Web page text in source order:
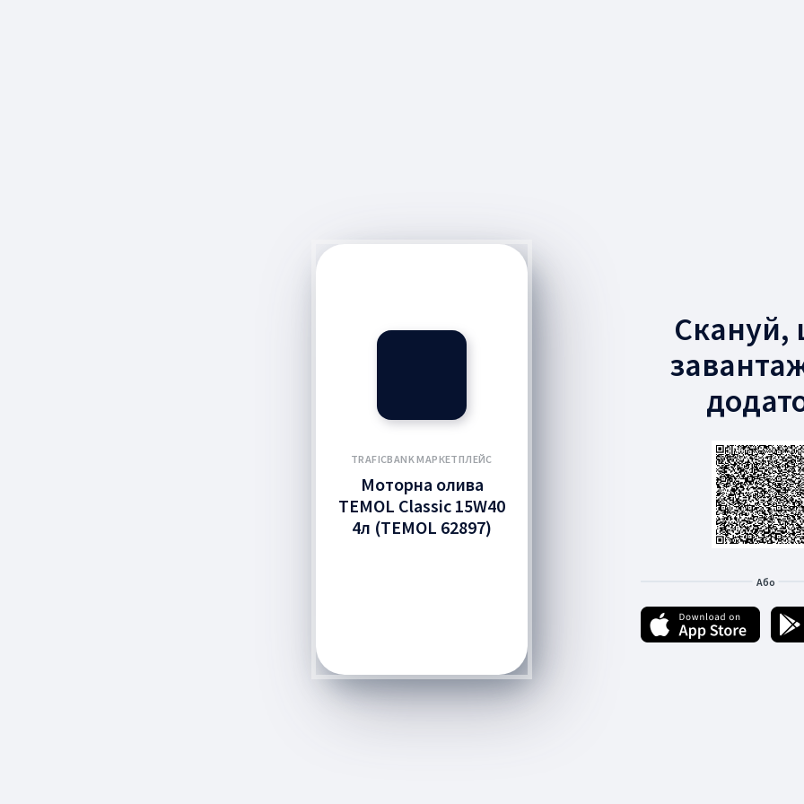
TRAFICBANK МАРКЕТПЛЕЙС
Моторна олива
TEMOL Classic 15W40
4л (TEMOL 62897)
Скануй,
Або